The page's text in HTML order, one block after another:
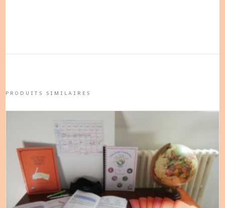
PRODUITS SIMILAIRES